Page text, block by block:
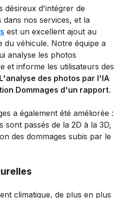
désireux d'intégrer de
dans nos services, et la
est un excellent ajout au
véhicule. Notre équipe a
analyse les photos
et informe les utilisateurs des
L'analyse des photos par l'IA
Dommages d'un rapport.
a également été améliorée :
sont passés de la 2D à la 3D,
des dommages subis par le
climatique, de plus en plus